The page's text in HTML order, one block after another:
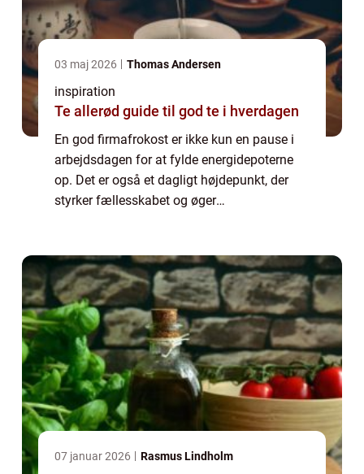
03 maj 2026 Thomas Andersen
inspiration
Te allerød guide til god te i hverdagen
En god firmafrokost er ikke kun en pause i
arbejdsdagen for at fylde energidepoterne
op. Det er også et dagligt højdepunkt, der
styrker fællesskabet og øger
07 januar 2026 Rasmus Lindholm